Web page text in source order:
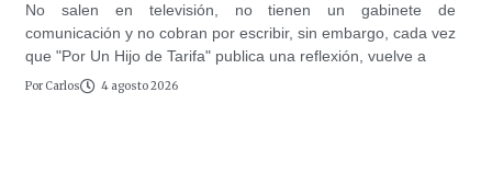
No salen en televisión, no tienen un gabinete de
comunicación y no cobran por escribir, sin embargo, cada vez
que "Por Un Hijo de Tarifa" publica una reflexión, vuelve a
Por Carlos 4 agosto 2026